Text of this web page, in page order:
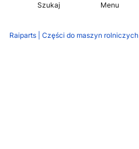
Szukaj Menu
Raiparts | Części do maszyn rolniczych